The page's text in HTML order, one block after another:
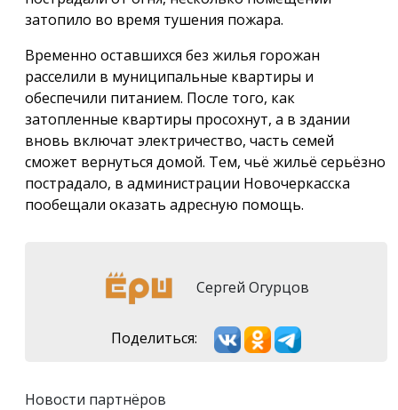
затопило во время тушения пожара.
Временно оставшихся без жилья горожан
расселили в муниципальные квартиры и
обеспечили питанием. После того, как
затопленные квартиры просохнут, а в здании
вновь включат электричество, часть семей
сможет вернуться домой. Тем, чьё жильё серьёзно
пострадало, в администрации Новочеркасска
пообещали оказать адресную помощь.
Сергей Огурцов
Поделиться:
Новости партнёров